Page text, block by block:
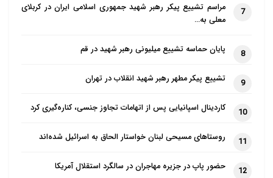
7
مراسم تشییع پیکر رهبر شهید جمهوری اسلامی ایران در کربلای
معلی به…
8 پایان حماسه تشییع میلیونی رهبر شهید در قم
9 تشییع پیکر مطهر رهبر شهید انقلاب در تهران
10 کاردینال اسپانیایی پس از اتهامات تجاوز جنسی، کناره‌گیری کرد
11 روستاهای مسیحی لبنان خواستار الحاق به اسرائیل شده‌اند
12 حضور پاپ در جزیره مهاجران در سالگرد استقلال آمریکا